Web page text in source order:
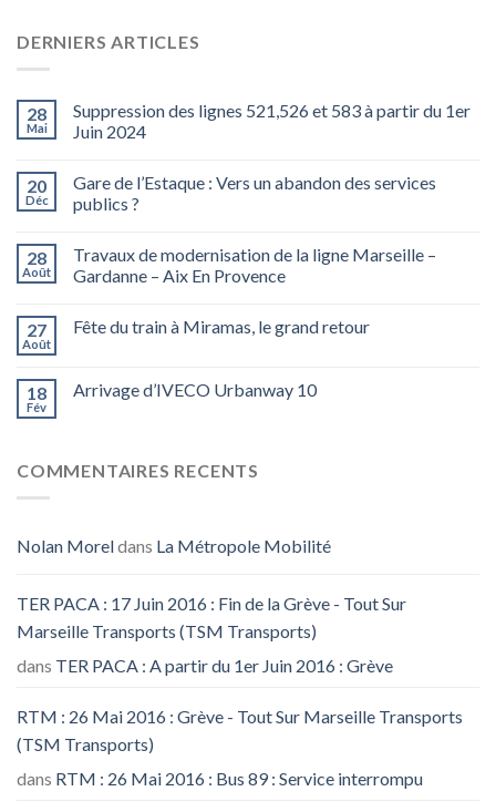
DERNIERS ARTICLES
28
Mai
Suppression des lignes 521,526 et 583 à partir du 1er
Juin 2024
20
Déc
Gare de l’Estaque : Vers un abandon des services
publics ?
28
Août
Travaux de modernisation de la ligne Marseille –
Gardanne – Aix En Provence
27
Août
Fête du train à Miramas, le grand retour
18
Fév
Arrivage d’IVECO Urbanway 10
COMMENTAIRES RECENTS
Nolan Moreldans La Métropole Mobilité
TER PACA : 17 Juin 2016 : Fin de la Grève - Tout Sur
Marseille Transports (TSM Transports)
dans TER PACA : A partir du 1er Juin 2016 : Grève
RTM : 26 Mai 2016 : Grève - Tout Sur Marseille Transports
(TSM Transports)
dans RTM : 26 Mai 2016 : Bus 89 : Service interrompu